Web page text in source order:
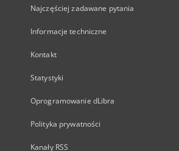
Najczęściej zadawane pytania
Informacje techniczne
Kontakt
Statystyki
Oprogramowanie dLibra
Polityka prywatności
Kanały RSS